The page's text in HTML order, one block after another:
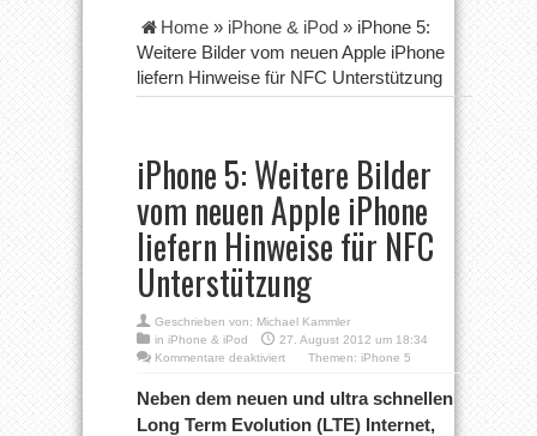
Home » iPhone & iPod » iPhone 5:
Weitere Bilder vom neuen Apple iPhone
liefern Hinweise für NFC Unterstützung
iPhone 5: Weitere Bilder
vom neuen Apple iPhone
liefern Hinweise für NFC
Unterstützung
Geschrieben von: Michael Kammler
in iPhone & iPod
27. August 2012 um 18:34
Kommentare deaktiviertfür
Weitere
Bilder
Themen: iPhone 5
Neben dem neuen und ultra schnellen
Long Term Evolution (LTE) Internet,